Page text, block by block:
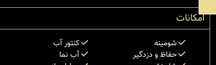
امکانات
شومینه کنتور آب
حفاظ و دزدگیر
آب نما